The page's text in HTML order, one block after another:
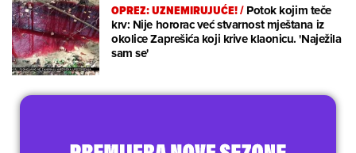
OPREZ: UZNEMIRUJUĆE!/Potok kojim teče
krv: Nije hororac već stvarnost mještana iz
okolice Zaprešića koji krive klaonicu. 'Naježila
sam se'